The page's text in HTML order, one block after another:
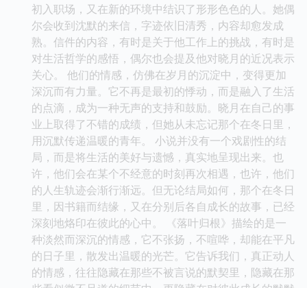
初入职场，又在新的环境中结识了形形色色的人。她偶
尔会收到沈默的来信，字迹依旧清秀，内容却愈发成
熟。信件的内容，有时是关于他工作上的挑战，有时是
对生活哲学的感悟，偶尔也会提及他对晓月的近况表示
关心。 他们的情感，仿佛在岁月的沉淀中，变得更加
深沉而有力量。它不再是最初的悸动，而是融入了生活
的点滴，成为一种无声的支持和鼓励。晓月在自己的事
业上取得了不错的成绩，但她从未忘记那个在冬日里，
用沉默传递温暖的青年。 小说并没有一个戏剧性的结
局，而是将生活的美好与遗憾，真实地呈现出来。也
许，他们会在某个不经意的时刻再次相遇，也许，他们
的人生轨迹会渐行渐远。但无论结局如何，那个在冬日
里，因书籍而结缘，又在分别后各自成长的故事，已经
深刻地烙印在彼此的心中。 《落叶归根》描绘的是一
种淡然而深沉的情感，它不张扬，不喧哗，却能在平凡
的日子里，散发出温暖的光芒。它告诉我们，真正动人
的情感，往往隐藏在那些不被言说的默契里，隐藏在那